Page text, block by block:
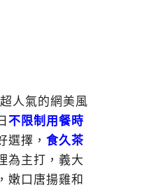
人氣的網美風
不限制用餐時
選擇， 食久茶
為主打，義大
嫩口唐揚雞和